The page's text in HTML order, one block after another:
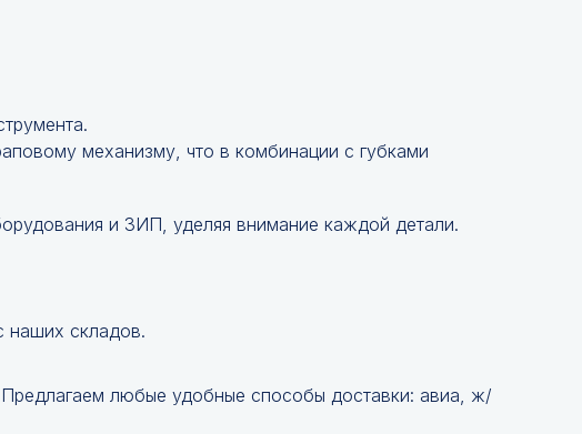
механизму, что в комбинации с губками
и ЗИП, уделяя внимание каждой детали.
наших складов.
любые удобные способы доставки: авиа, ж/